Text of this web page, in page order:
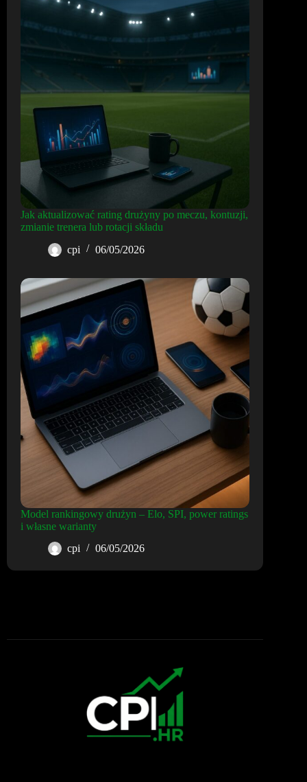
Jak aktualizować rating drużyny po meczu, kontuzji,
zmianie trenera lub rotacji składu
cpi
06/05/2026
Model rankingowy drużyn – Elo, SPI, power ratings
i własne warianty
cpi
06/05/2026